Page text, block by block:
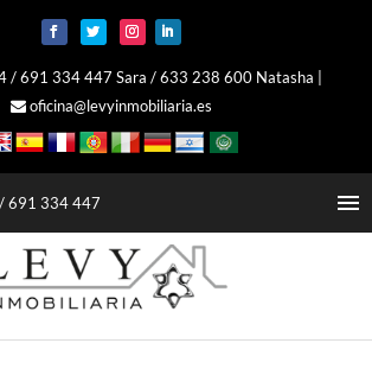
/691 334 447 Sara /633 238 600 Natasha
oficina@levyinmobiliaria.es
/691 334 447 menu